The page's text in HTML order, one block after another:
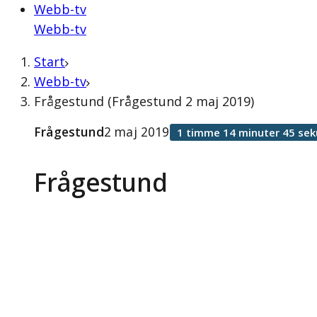
Webb-tv
Webb-tv
Start
Webb-tv
Frågestund (Frågestund 2 maj 2019)
Frågestund
Frågestund2 maj 2019 1 timme 14 minuter 45